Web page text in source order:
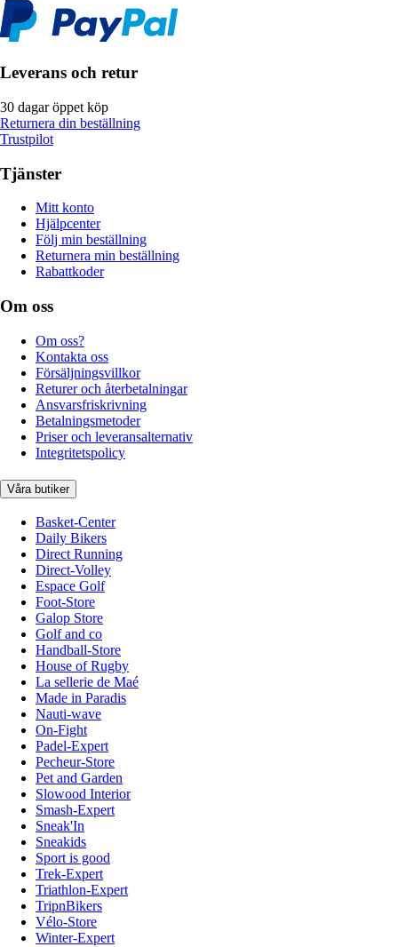
Leverans och retur
30 dagar öppet köp
Returnera din beställning
Trustpilot
Tjänster
Mitt konto
Hjälpcenter
Följ min beställning
Returnera min beställning
Rabattkoder
Om oss
Om oss?
Kontakta oss
Försäljningsvillkor
Returer och återbetalningar
Ansvarsfriskrivning
Betalningsmetoder
Priser och leveransalternativ
Integritetspolicy
Våra butiker
Basket-Center
Daily Bikers
Direct Running
Direct-Volley
Espace Golf
Foot-Store
Galop Store
Golf and co
Handball-Store
House of Rugby
La sellerie de Maé
Made in Paradis
Nauti-wave
On-Fight
Padel-Expert
Pecheur-Store
Pet and Garden
Slowood Interior
Smash-Expert
Sneak'In
Sneakids
Sport is good
Trek-Expert
Triathlon-Expert
TripnBikers
Vélo-Store
Winter-Expert